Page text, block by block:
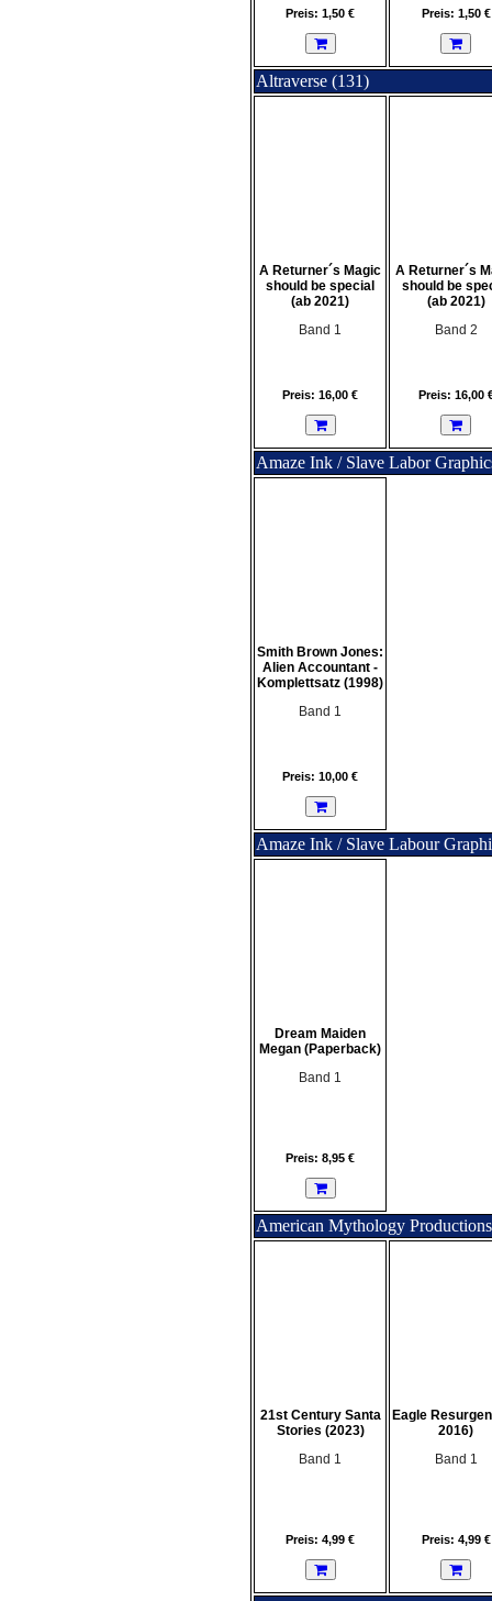
Preis: 1,50 € Preis: 1,50 €
Altraverse (131)
A Returner´s Magic
should be special
(ab 2021)
Band 1
Preis: 16,00 €
A Returner´s
should be
(ab 2021)
Band 2
Preis: 16,00
Amaze Ink / Slave Labor
Smith Brown Jones:
Alien Accountant -
Komplettsatz (1998)
Band 1
Preis: 10,00 €
Amaze Ink / Slave Labour
Dream Maiden
Megan (Paperback)
Band 1
Preis: 8,95 €
American Mythology
21st Century Santa
Stories (2023)
Band 1
Preis: 4,99 €
Eagle
2016)
Band 1
Preis: 4,99 €